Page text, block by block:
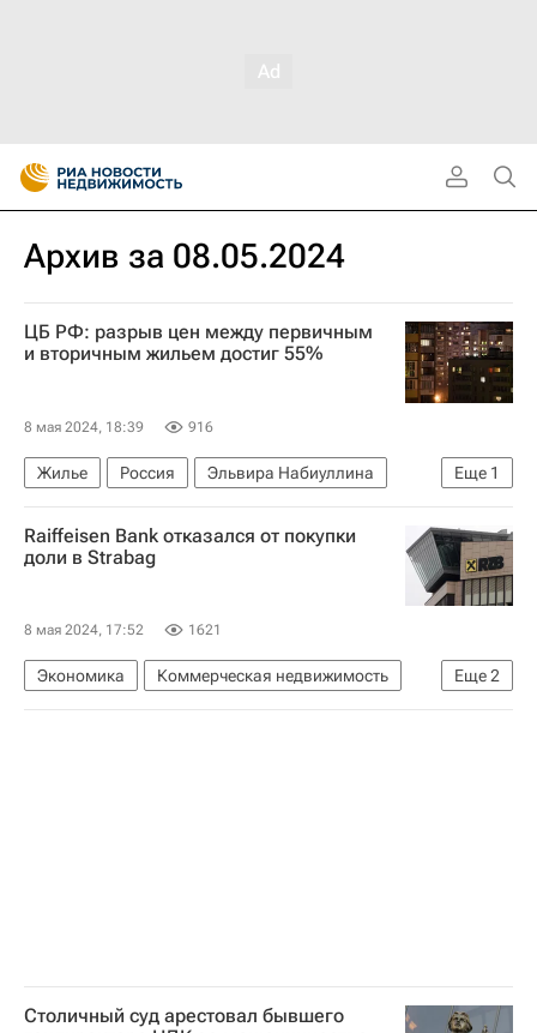
Архив за 08.05.2024
ЦБ РФ: разрыв цен между первичным
и вторичным жильем достиг 55%
8 мая 2024, 18:39 916
Еще 1
Жилье Россия
Эльвира Набиуллина
Центральный Банк РФ (ЦБ РФ)
Raiffeisen Bank отказался от покупки
доли в Strabag
8 мая 2024, 17:52 1621
Еще2
Экономика
Коммерческая недвижимость
Россия
Райффайзенбанк
Столичный суд арестовал бывшего